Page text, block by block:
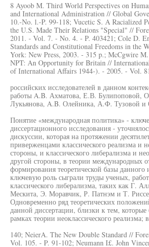
8 Ayoob M. Third World Perspectives on
and International Administration // Global
10.-No. l.-P. 99-118; Vucetic S. A Racialized
the U.S. Made Their Relations "Special" //
2011. - Vol. 7. - No. 4. - P. 403421; Cole D.
Standards and Constitutional Freedoms in the
York: New Press, 2003. - 315 p.; McCgwire
NPT: An Opportunity for Britain //
of International Affairs 1944-). - 2005. - Vol.
российских исследователей в данном
работы A.B. Ахматова, Е.В.
Лукьянова, A.B. Олейника, А.Ф. Тузовой
Понятие «международная политика» -
диссертационного исследования -
дискуссии, которая на протяжении
приверженцами классического реализма и
стороны, и классического либерализма и
другой стороны, в теории международных
формирования теоретической базы данного
ключевую роль сыграли труды ученых,
классического либерализма, таких как Г.
Мескита, Э. Моравчик, Р. Патнэм и Т.
Одновременно ряд теоретических
данной диссертации, близки к тем,
рамках теории неоклассического реализма;
140; NeierA. The New Double Standard //
Vol. 105. - P. 91-102; Neumann I£. John